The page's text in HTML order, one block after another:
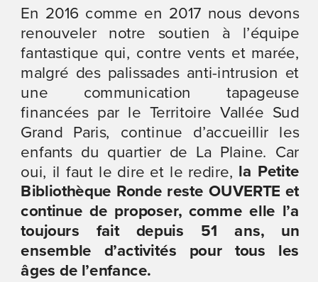
En 2016 comme en 2017 nous devons
renouveler notre soutien à l’équipe
fantastique qui, contre vents et marée,
malgré des palissades anti-intrusion et
une communication tapageuse
financées par le Territoire Vallée Sud
Grand Paris, continue d’accueillir les
enfants du quartier de La Plaine. Car
oui, il faut le dire et le redire, la Petite
Bibliothèque Ronde reste OUVERTE et
continue de proposer, comme elle l’a
toujours fait depuis 51 ans, un
ensemble d’activités pour tous les
âges de l’enfance.